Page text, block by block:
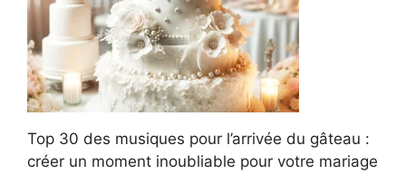
Top 30 des musiques pour l’arrivée du gâteau :
créer un moment inoubliable pour votre mariage